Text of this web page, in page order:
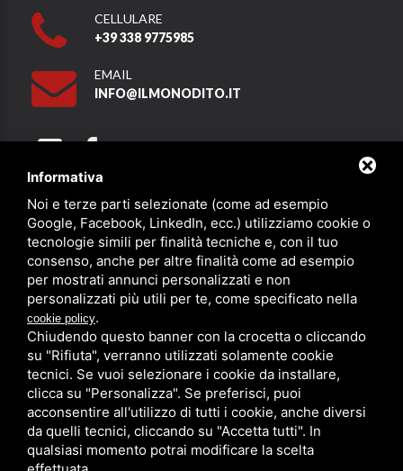
CELLULARE
+39 338 9775985
EMAIL
INFO@ILMONODITO.IT
Partner
PRIVACY SITEMAP/ QUESTO SITO È PROTETTO DA GOOGLE
RECAPTCHA V3,PRIVACY POLICYE TERMS OF SERVICEDI GOOGLE.
Informativa
Noi e terze parti selezionate (come ad esempio
Google, Facebook, LinkedIn, ecc.) utilizziamo cookie o
tecnologie simili per finalità tecniche e, con il tuo
consenso, anche per altre finalità come ad esempio
per mostrati annunci personalizzati e non
personalizzati più utili per te, come specificato nella
cookie policy.
Chiudendo questo banner con la crocetta o cliccando
su "Rifiuta", verranno utilizzati solamente cookie
tecnici. Se vuoi selezionare i cookie da installare,
clicca su "Personalizza". Se preferisci, puoi
acconsentire all'utilizzo di tutti i cookie, anche diversi
da quelli tecnici, cliccando su "Accetta tutti". In
qualsiasi momento potrai modificare la scelta